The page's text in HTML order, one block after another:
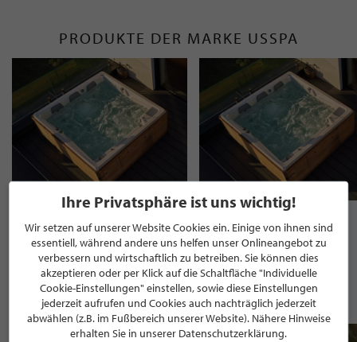
PRODUKTE DER MARKE USSPA
Persea iN - Outdoor Whirlpool
24980.00€
Persea iN - Outdoor Whirlpool
24980.00€
WEITERE PRODUKTE VON WHIRLPOOL
CENTER GMBH
Ihre Privatsphäre ist uns wichtig!
Wir setzen auf unserer Website Cookies ein. Einige von ihnen sind
essentiell, während andere uns helfen unser Onlineangebot zu
verbessern und wirtschaftlich zu betreiben. Sie können dies
akzeptieren oder per Klick auf die Schaltfläche "Individuelle
Cookie-Einstellungen" einstellen, sowie diese Einstellungen
jederzeit aufrufen und Cookies auch nachträglich jederzeit
abwählen (z.B. im Fußbereich unserer Website). Nähere Hinweise
erhalten Sie in unserer Datenschutzerklärung.